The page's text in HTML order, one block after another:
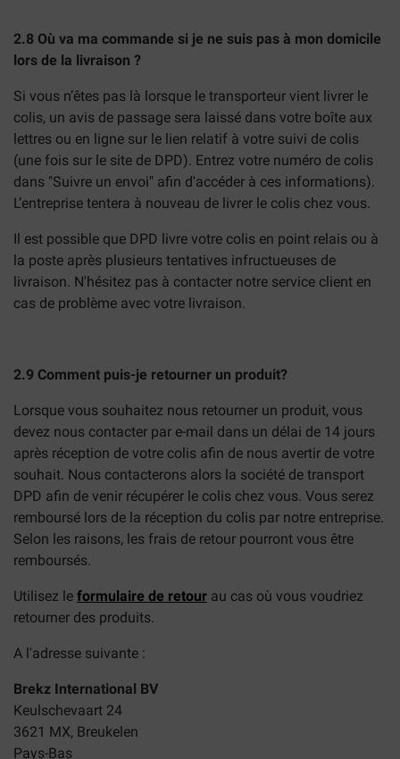
2.8 Où va ma commande si je ne suis pas à mon domicile
lors de la livraison ?
Si vous n’êtes pas là lorsque le transporteur vient livrer le
colis, un avis de passage sera laissé dans votre boîte aux
lettres ou en ligne sur le lien relatif à votre suivi de colis
(une fois sur le site de DPD). Entrez votre numéro de colis
dans "Suivre un envoi" afin d'accéder à ces informations).
L’entreprise tentera à nouveau de livrer le colis chez vous.
Il est possible que DPD livre votre colis en point relais ou à
la poste après plusieurs tentatives infructueuses de
livraison. N'hésitez pas à contacter notre service client en
cas de problème avec votre livraison.
2.9 Comment puis-je retourner un produit?
Lorsque vous souhaitez nous retourner un produit, vous
devez nous contacter par e-mail dans un délai de 14 jours
après réception de votre colis afin de nous avertir de votre
souhait. Nous contacterons alors la société de transport
DPD afin de venir récupérer le colis chez vous. Vous serez
remboursé lors de la réception du colis par notre entreprise.
Selon les raisons, les frais de retour pourront vous être
remboursés.
Utilisez le formulaire de retour au cas où vous voudriez
retourner des produits.
A l'adresse suivante :
Brekz International BV
Keulschevaart 24
3621 MX, Breukelen
Pays-Bas